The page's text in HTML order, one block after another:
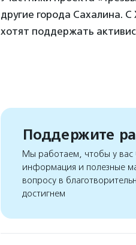
другие города Сахалина.
хотят поддержать
Поддержите
Мы работаем, чтобы у вас
информация и полезные
вопросу в
достигнем